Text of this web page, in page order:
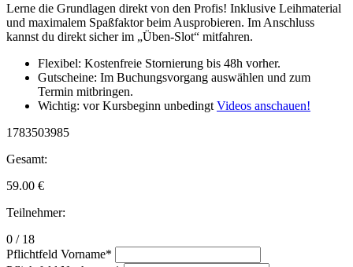
Lerne die Grundlagen direkt von den Profis! Inklusive Leihmaterial
und maximalem Spaßfaktor beim Ausprobieren. Im Anschluss
kannst du direkt sicher im „Üben-Slot“ mitfahren.
Flexibel: Kostenfreie Stornierung bis 48h vorher.
Gutscheine: Im Buchungsvorgang auswählen und zum
Termin mitbringen.
Wichtig: vor Kursbeginn unbedingt Videos anschauen!
1783503985
Gesamt:
59.00 €
Teilnehmer:
0 / 18
Pflichtfeld Vorname*